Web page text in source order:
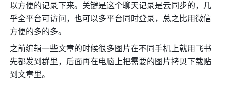
以方便的记录下来。关键是这个聊天记录是云同步的，几
乎全平台可访问，也可以多平台同时登录，总之比用微信
方便的多的多。
之前编辑一些文章的时候很多图片在不同手机上就用飞书
先都发到群里，后面再在电脑上把需要的图片拷贝下载贴
到文章里。